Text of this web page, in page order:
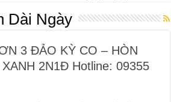
Dài Ngày
3 ĐẢO KỲ CO – HÒN
2N1Đ Hotline: 09355